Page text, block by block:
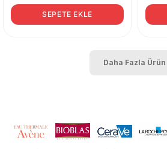
SEPETE EKLE
Daha Fazla Ürün